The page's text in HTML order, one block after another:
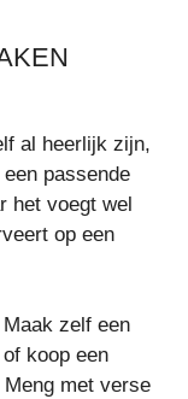
al heerlijk zijn,
passende
het voegt wel
op een
Maak zelf een
koop een
met verse